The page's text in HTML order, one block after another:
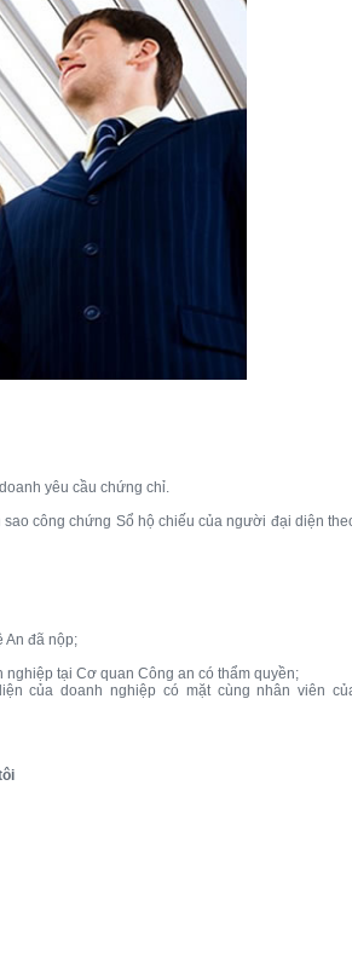
yêu cầu chứng chỉ.
công chứng Sổ hộ chiếu của người đại diện
An đã nộp;
nghiệp tại Cơ quan Công an có thẩm quyền;
của doanh nghiệp có mặt cùng nhân viên